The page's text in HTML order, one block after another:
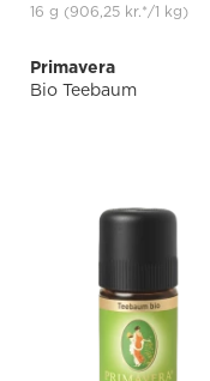
16 g (906,25 kr.*/1 kg)
Primavera
Bio Teebaum